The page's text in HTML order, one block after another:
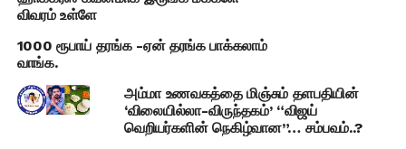
விவரம் உள்ளே
1000 ரூபாய் தரங்க -ஏன் தரங்க பாக்கலாம்
வாங்க.
அம்மா உணவகத்தை மிஞ்சும் தளபதியின்
‘விலையில்லா-விருந்தகம்’ “விஜய்
வெறியர்களின் நெகிழ்வான”… சம்பவம்..?